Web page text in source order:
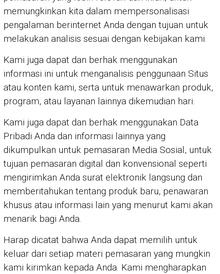
memungkinkan kita dalam mempersonalisasi
pengalaman berinternet Anda dengan tujuan untuk
melakukan analisis sesuai dengan kebijakan kami.
Kami juga dapat dan berhak menggunakan
informasi ini untuk menganalisis penggunaan Situs
atau konten kami, serta untuk menawarkan produk,
program, atau layanan lainnya dikemudian hari.
Kami juga dapat dan berhak menggunakan Data
Pribadi Anda dan informasi lainnya yang
dikumpulkan untuk pemasaran Media Sosial, untuk
tujuan pemasaran digital dan konvensional seperti
mengirimkan Anda surat elektronik langsung dan
memberitahukan tentang produk baru, penawaran
khusus atau informasi lain yang menurut kami akan
menarik bagi Anda.
Harap dicatat bahwa Anda dapat memilih untuk
keluar dari setiap materi pemasaran yang mungkin
kami kirimkan kepada Anda. Kami mengharapkan